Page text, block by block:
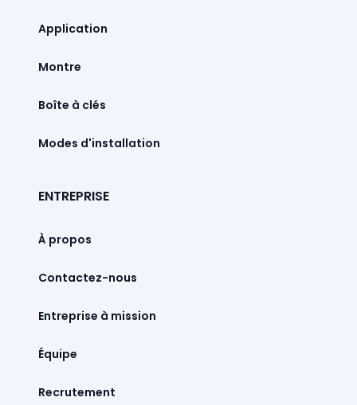
Montre
Boîte à clés
Modes d'installation
ENTREPRISE
À propos
Contactez-nous
Entreprise à mission
Équipe
Recrutement